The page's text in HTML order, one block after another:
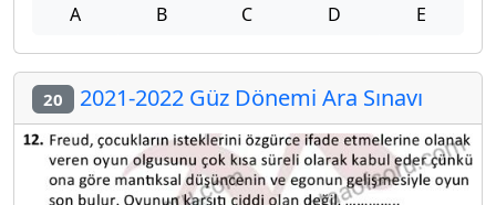
A B C D E
20 2021-2022 Güz Dönemi Ara Sınavı